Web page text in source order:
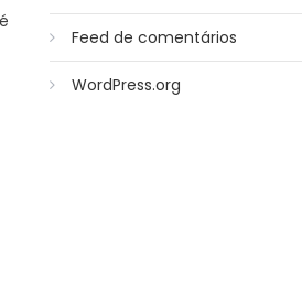
Feed de comentários
WordPress.org